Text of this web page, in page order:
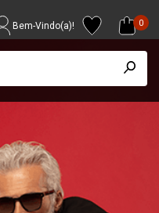
Bem-Vindo(a)! 0